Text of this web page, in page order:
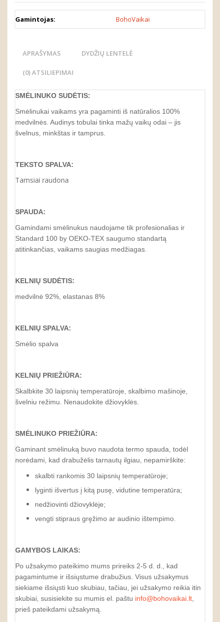
Gamintojas: BohoVaikai
APRAŠYMAS DYDŽIŲ LENTELĖ
(0) ATSILIEPIMAI
SMĖLINUKO SUDĖTIS:
Smėlinukai vaikams yra pagaminti iš natūralios 100%
medvilnės. Audinys tobulai tinka mažų vaikų odai – jis
švelnus, minkštas ir tamprus.
TEKSTO SPALVA:
Tamsiai raudona
SPAUDA:
Gamindami smėlinukus naudojame tik profesionalias ir
Standard 100 by OEKO-TEX saugumo standartą
atitinkančias, vaikams saugias medžiagas.
KELNIŲ SUDĖTIS:
medvilnė 92%, elastanas 8%
KELNIŲ SPALVA:
Smėlio spalva
KELNIŲ PRIEŽIŪRA:
Skalbkite 30 laipsnių temperatūroje, skalbimo mašinoje,
švelniu režimu. Nenaudokite džiovyklės.
SMĖLINUKO PRIEŽIŪRA:
Gaminant smėlinuką buvo naudota termo spauda, todėl
norėdami, kad drabužėlis tarnautų ilgiau, nepamirškite:
skalbti rankomis 30 laipsnių temperatūroje;
lyginti išvertus į kitą pusę, vidutine temperatūra;
nedžiovinti džiovyklėje;
vengti stipraus gręžimo ar audinio ištempimo.
GAMYBOS LAIKAS:
Po užsakymo pateikimo mums prireiks 2-5 d. d., kad
pagamintume ir išsiųstume drabužius. Visus užsakymus
siekiame išsiųsti kuo skubiau, tačiau, jei užsakymo reikia itin
skubiai, susisiekite su mumis el. paštu info@bohovaikai.lt
prieš pateikdami užsakymą.